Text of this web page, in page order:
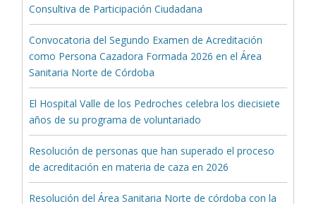
Consultiva de Participación Ciudadana
Convocatoria del Segundo Examen de Acreditación
como Persona Cazadora Formada 2026 en el Área
Sanitaria Norte de Córdoba
El Hospital Valle de los Pedroches celebra los diecisiete
años de su programa de voluntariado
Resolución de personas que han superado el proceso
de acreditación en materia de caza en 2026
Resolución del Área Sanitaria Norte de córdoba con la